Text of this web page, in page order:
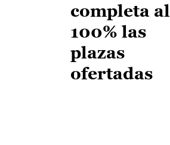
completa al
100% las
plazas
ofertadas